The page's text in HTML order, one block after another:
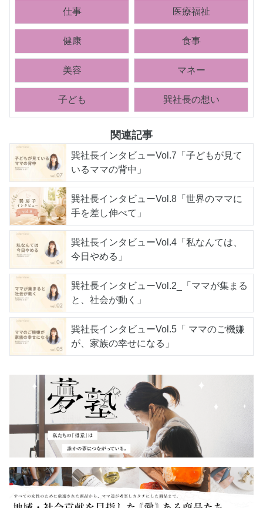
仕事 医療福祉
健康 食事
美容 マネー
子ども 巽社長の想い
関連記事
巽社長インタビューVol.7「子どもが見て
いるママの背中」
巽社長インタビューVol.8「世界のママに
手を差し伸べて」
巽社長インタビューVol.4「私なんては、
今日やめる」
巽社長インタビューVol.2_「ママが集まる
と、社会が動く」
巽社長インタビューVol.5「 ママのご機嫌
が、家族の幸せになる」